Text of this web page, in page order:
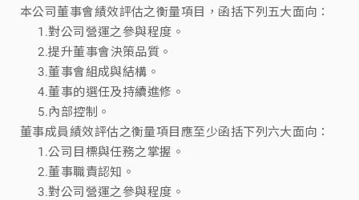
本公司董事會績效評估之衡量項目，函括下列五大面向：
1.對公司營運之參與程度。
2.提升董事會決策品質。
3.董事會組成與結構。
4.董事的選任及持續進修。
5.內部控制。
董事成員績效評估之衡量項目應至少函括下列六大面向：
1.公司目標與任務之掌握。
2.董事職責認知。
3.對公司營運之參與程度。